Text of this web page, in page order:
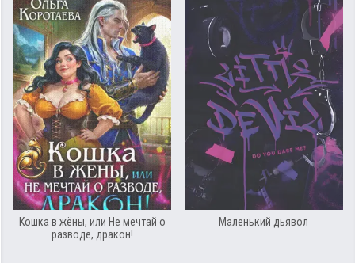
Кошка в жёны, или Не мечтай о
разводе, дракон!
Маленький дьявол